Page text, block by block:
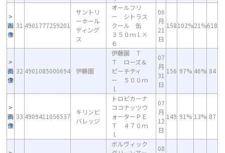
画
像
31 4901777259201
サントリ
ーホール
ディング
ス
オールフリ
ー シトラス
クール 缶
３５０ｍｌ×
６
06
月
21
日
158102%21%618
画
像
32 4901085000694 伊藤園
伊藤園 Ｔ
Ｔ ローズ＆
ピーチティ
ー ５００ｍ
ｌ
07
月
31
日
156 97% 46% 84
画
像
33 4909411056537
キリンビ
バレッジ
トロピカーナ
ココナッツウ
ォーターＰＥ
Ｔ ４７０ｍ
ｌ
07
月
12
日
149 91% 13% 87
ボルヴィック
08